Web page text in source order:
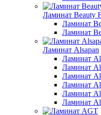
Ламинат Beauty
Ламинат
Ламинат
Ламинат Alsapan
Ламинат
Ламинат
Ламинат
Ламинат
Ламинат
Ламинат